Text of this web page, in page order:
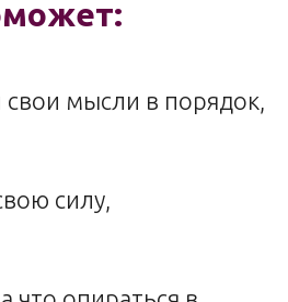
свои мысли в порядок,
силу,